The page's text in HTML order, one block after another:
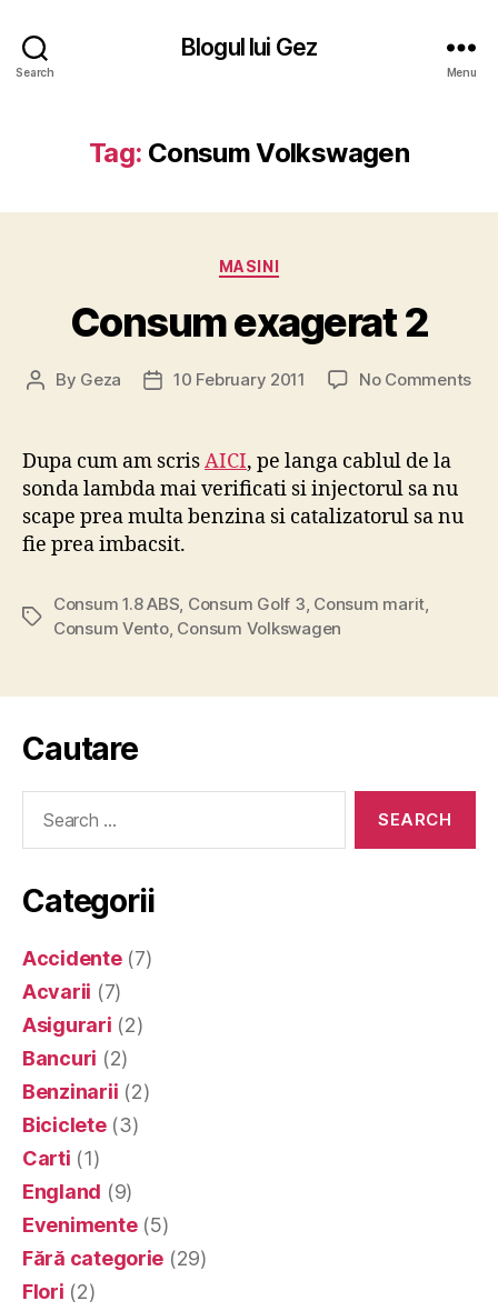
Search
Blogul lui Gez
Menu
Tag: Consum Volkswagen
Categories
MASINI
Consum exagerat 2
Post
By Geza
Post10 February 2011 No Commentson
Dupa cum am scrisAICI, pe langa cablul de la
sonda lambda mai verificati si injectorul sa nu
scape prea multa benzina si catalizatorul sa nu
fie prea imbacsit.
Tags
Consum 1.8 ABS Consum Golf 3 Consum marit
Consum Vento, Consum Volkswagen
Cautare
Categorii
Accidente(7)
Acvarii (7)
Asigurari (2)
Bancuri (2)
Benzinarii (2)
Biciclete(3)
Carti (1)
England (9)
Evenimente(5)
Fără categorie (29)
Flori (2)